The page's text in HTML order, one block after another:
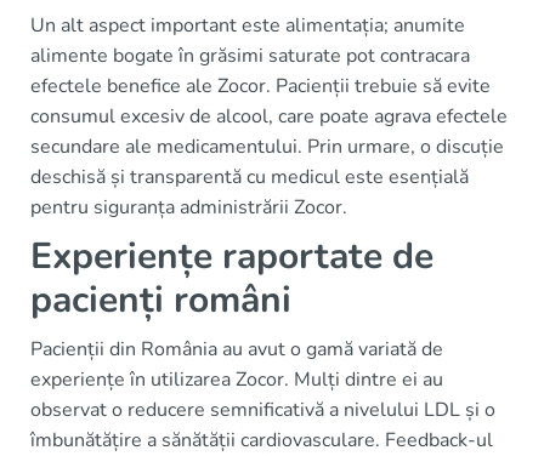
Un alt aspect important este alimentația; anumite
alimente bogate în grăsimi saturate pot contracara
efectele benefice ale Zocor. Pacienții trebuie să evite
consumul excesiv de alcool, care poate agrava efectele
secundare ale medicamentului. Prin urmare, o discuție
deschisă și transparentă cu medicul este esențială
pentru siguranța administrării Zocor.
Experiențe raportate de
pacienți români
Pacienții din România au avut o gamă variată de
experiențe în utilizarea Zocor. Mulți dintre ei au
observat o reducere semnificativă a nivelului LDL și o
îmbunătățire a sănătății cardiovasculare. Feedback-ul